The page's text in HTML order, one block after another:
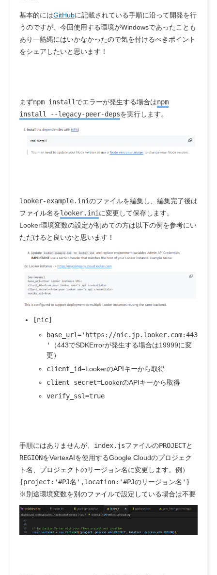
基本的にはGitHubに記載されている手順に沿って開発を行
うのですが、今回使用する環境がWindowsであったことも
あり一筋縄にはいかなかったので気を付けるべきポイント
をシェアしたいと思います！
まずnpm install でエラーが発生する場合はnpm
install --legacy-peer-depsを実行します。
looker-example.iniのファイルを編集し、編集完了後は
ファイル名をlooker.ini に変更して保存します。
Looker環境変数の設定が初めての方は以下の例を参考にい
ただけると良いかと思います！
[nic]
base_url='https://nic.jp.looker.com:443
'
（443でSDKErrorが発生する場合は19999に変
更）
client_id=LookerのAPIキーから取得
client_secret=LookerのAPIキーから取得
verify_ssl=true
手順にはありませんが、 index.jsファイルのPROJECTと
REGIONをVertexAIを使用するGoogle Cloudのプロジェク
ト名、プロジェクトのリージョン名に変更します。例）
{project:'#PJ名',location:'#PJのリージョン名'}
※別途環境変数を別のファイルで設定している場合は不要